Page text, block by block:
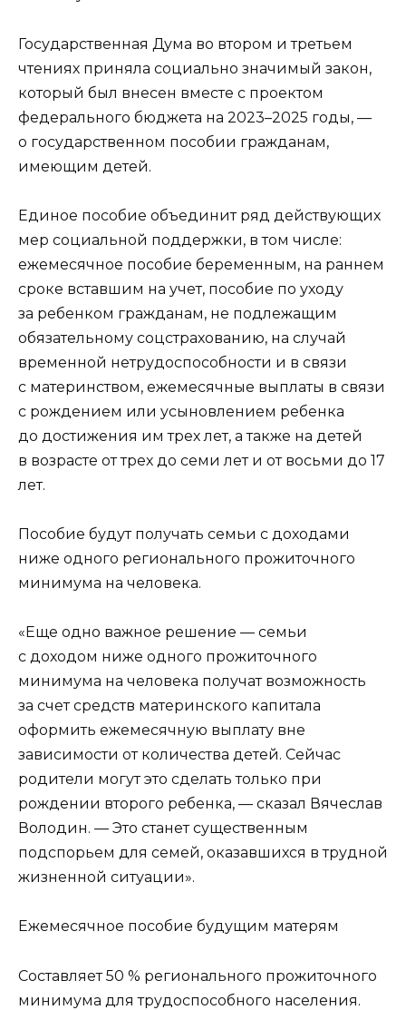
Государственная Дума во втором и третьем
чтениях приняла социально значимый закон,
который был внесен вместе с проектом
федерального бюджета на 2023–2025 годы, —
о государственном пособии гражданам,
имеющим детей.
Единое пособие объединит ряд действующих
мер социальной поддержки, в том числе:
ежемесячное пособие беременным, на раннем
сроке вставшим на учет, пособие по уходу
за ребенком гражданам, не подлежащим
обязательному соцстрахованию, на случай
временной нетрудоспособности и в связи
с материнством, ежемесячные выплаты в связи
с рождением или усыновлением ребенка
до достижения им трех лет, а также на детей
в возрасте от трех до семи лет и от восьми до 17
лет.
Пособие будут получать семьи с доходами
ниже одного регионального прожиточного
минимума на человека.
«Еще одно важное решение — семьи
с доходом ниже одного прожиточного
минимума на человека получат возможность
за счет средств материнского капитала
оформить ежемесячную выплату вне
зависимости от количества детей. Сейчас
родители могут это сделать только при
рождении второго ребенка, — сказал Вячеслав
Володин. — Это станет существенным
подспорьем для семей, оказавшихся в трудной
жизненной ситуации».
Ежемесячное пособие будущим матерям
Составляет 50 % регионального прожиточного
минимума для трудоспособного населения.